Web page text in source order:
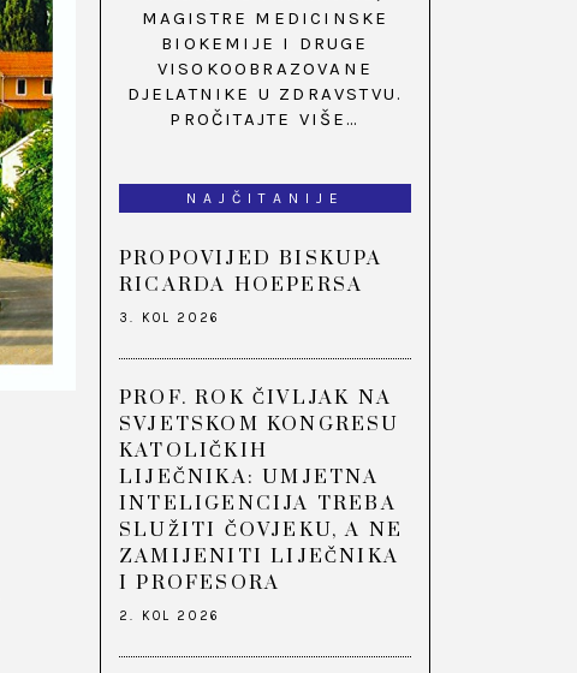
MAGISTRE MEDICINSKE
BIOKEMIJE I DRUGE
VISOKOOBRAZOVANE
DJELATNIKE U ZDRAVSTVU.
PROČITAJTE VIŠE…
NAJČITANIJE
PROPOVIJED BISKUPA
RICARDA HOEPERSA
3. KOL 2026
PROF. ROK ČIVLJAK NA
SVJETSKOM KONGRESU
KATOLIČKIH
LIJEČNIKA: UMJETNA
INTELIGENCIJA TREBA
SLUŽITI ČOVJEKU, A NE
ZAMIJENITI LIJEČNIKA
I PROFESORA
2. KOL 2026